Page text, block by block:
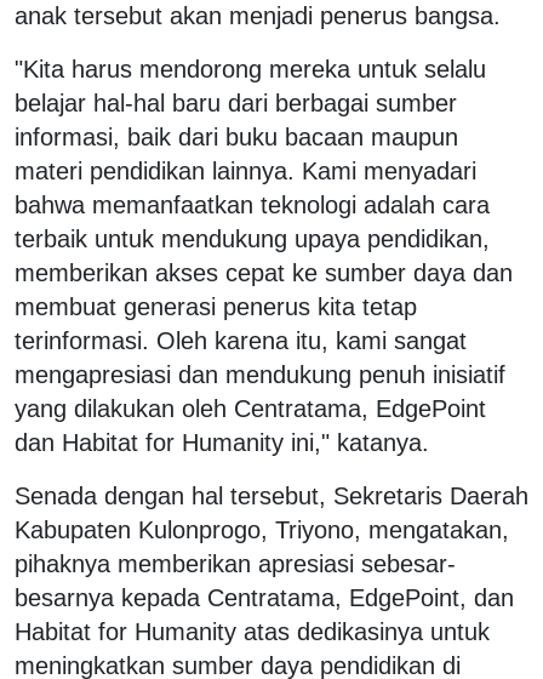
anak tersebut akan menjadi penerus bangsa.
"Kita harus mendorong mereka untuk selalu
belajar hal-hal baru dari berbagai sumber
informasi, baik dari buku bacaan maupun
materi pendidikan lainnya. Kami menyadari
bahwa memanfaatkan teknologi adalah cara
terbaik untuk mendukung upaya pendidikan,
memberikan akses cepat ke sumber daya dan
membuat generasi penerus kita tetap
terinformasi. Oleh karena itu, kami sangat
mengapresiasi dan mendukung penuh inisiatif
yang dilakukan oleh Centratama, EdgePoint
dan Habitat for Humanity ini," katanya.
Senada dengan hal tersebut, Sekretaris Daerah
Kabupaten Kulonprogo, Triyono, mengatakan,
pihaknya memberikan apresiasi sebesar-
besarnya kepada Centratama, EdgePoint, dan
Habitat for Humanity atas dedikasinya untuk
meningkatkan sumber daya pendidikan di